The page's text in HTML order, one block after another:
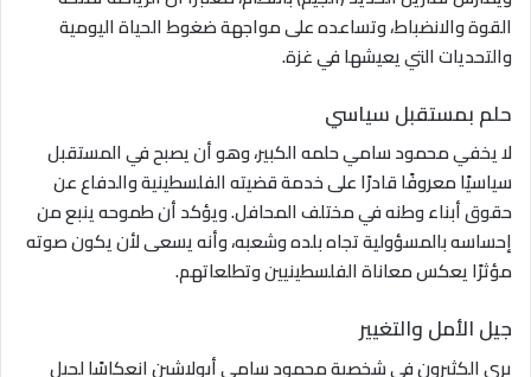
القوة والانضباط، وتساعده على مواجهة ضغوط الحياة اليومية
والتحديات التي يعيشها في غزة.
حلم بمستقبل سياسي
لا يخفي محمود سامي حلمه الكبير، وهو أن يصبح في المستقبل
سياسيًا معروفًا قادرًا على خدمة قضيته الفلسطينية والدفاع عن
حقوق أبناء وطنه في مختلف المحافل. ويؤكد أن طموحه ينبع من
إحساسه بالمسؤولية تجاه بلده وشعبه، وأنه يسعى لأن يكون صوته
مؤثرًا يعكس معاناة الفلسطينيين وتطلعاتهم.
جيل الأمل والتغيير
يرى الكثيرون في شخصية محمود سامي أبولاشين انعكاسًا لجيل